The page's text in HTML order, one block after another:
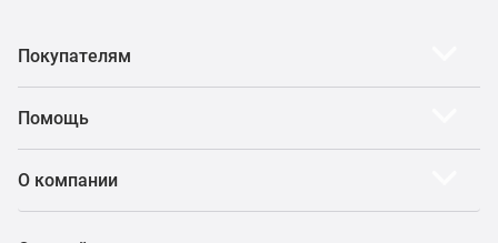
Покупателям
Помощь
О компании